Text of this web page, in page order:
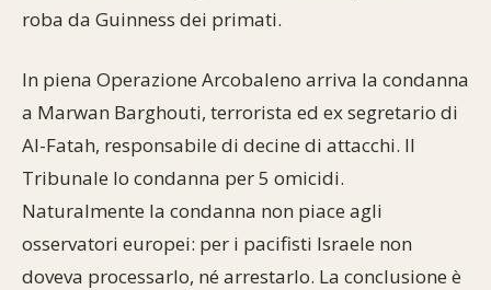
roba da Guinness dei primati.
In piena Operazione Arcobaleno arriva la condanna
a Marwan Barghouti, terrorista ed ex segretario di
Al-Fatah, responsabile di decine di attacchi. Il
Tribunale lo condanna per 5 omicidi.
Naturalmente la condanna non piace agli
osservatori europei: per i pacifisti Israele non
doveva processarlo, né arrestarlo. La conclusione è